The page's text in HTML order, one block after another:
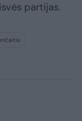
partijas.